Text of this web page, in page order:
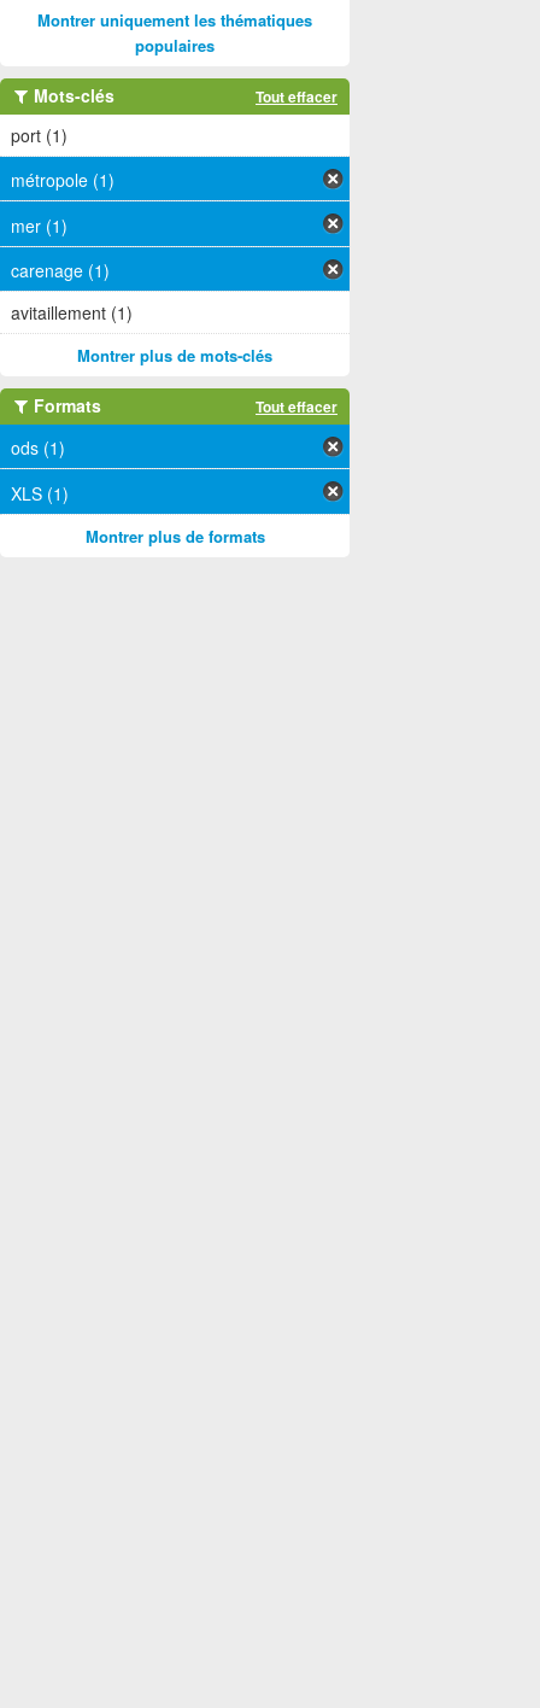
Montrer uniquement les thématiques
populaires
Mots-clés Tout effacer
port (1)
métropole (1)
mer (1)
carenage (1)
avitaillement (1)
Montrer plus de mots-clés
Formats Tout effacer
ods (1)
XLS (1)
Montrer plus de formats